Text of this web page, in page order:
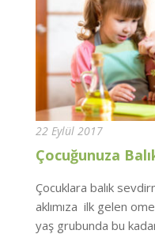
22 Eylül 2017
Çocuğunuza
Çocuklara balık
aklımıza ilk gelen
yaş grubunda bu